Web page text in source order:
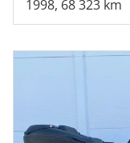
1998, 68 323 km